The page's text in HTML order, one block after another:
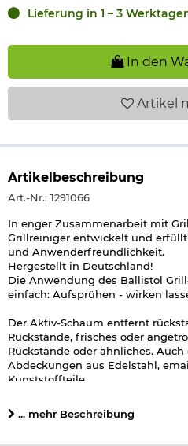
Lieferung in 1 – 3
In den
Artikel
Artikelbeschreibung
Art.-Nr.: 1291066
In enger Zusammenarbeit mit
Grillreiniger entwickelt und
und Anwenderfreundlichkeit.
Hergestellt in Deutschland!
Die Anwendung des Ballistol
einfach: Aufsprühen - wirken
Der Aktiv-Schaum entfernt
Rückstände, frisches oder
Rückstände oder ähnliches.
Abdeckungen aus Edelstahl,
Kunststoffteile.
Hinweis:
Nicht geeignet für
oder antihaftbeschichtete
... mehr Beschreibung